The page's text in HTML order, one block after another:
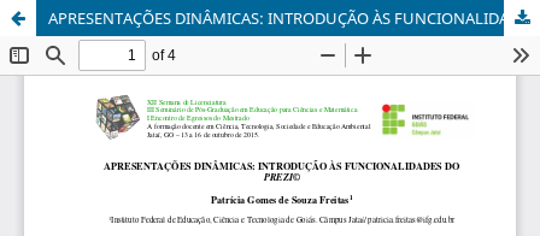
APRESENTAÇÕES DINÂMICAS: INTRODUÇÃO ÀS FUNCIONALIDADES DO PREZI©